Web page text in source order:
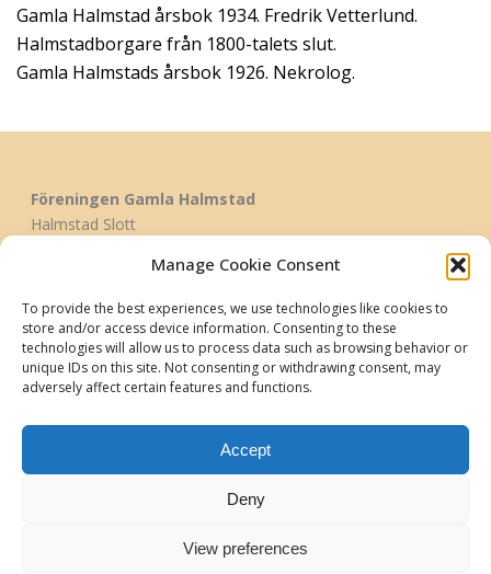
Manage Cookie Consent
To provide the best experiences, we use technologies like cookies to
store and/or access device information. Consenting to these
technologies will allow us to process data such as browsing behavior or
unique IDs on this site. Not consenting or withdrawing consent, may
adversely affect certain features and functions.
Accept
Deny
View preferences
Gamla Halmstad årsbok 1934. Fredrik Vetterlund.
Halmstadborgare från 1800-talets slut.
Gamla Halmstads årsbok 1926. Nekrolog.
Föreningen Gamla Halmstad
Halmstad Slott
info@gamlahalmstad.se
Telefon 035-21 40 40
Bankgiro 308-5081 Swish 123 107 73 95